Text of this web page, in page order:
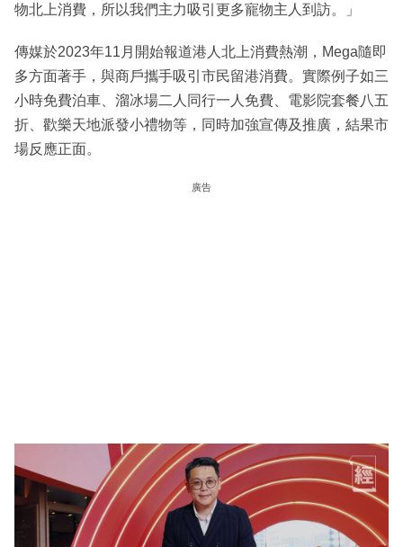
物北上消費，所以我們主力吸引更多寵物主人到訪。」
傳媒於2023年11月開始報道港人北上消費熱潮，Mega隨即
多方面著手，與商戶攜手吸引市民留港消費。實際例子如三
小時免費泊車、溜冰場二人同行一人免費、電影院套餐八五
折、歡樂天地派發小禮物等，同時加強宣傳及推廣，結果市
場反應正面。
廣告